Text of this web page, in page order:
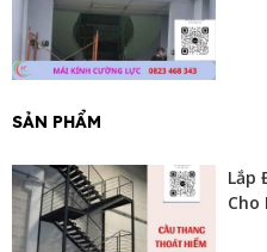
SẢN PHẨM
Lắp
Cho